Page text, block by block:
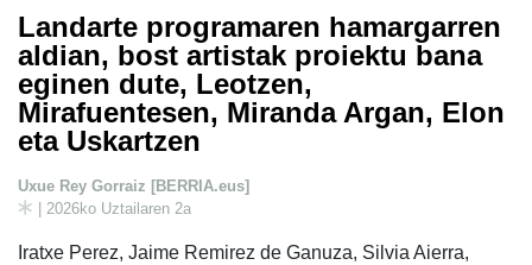
Landarte programaren hamargarren
aldian, bost artistak proiektu bana
eginen dute, Leotzen,
Mirafuentesen, Miranda Argan, Elon
eta Uskartzen
Uxue Rey Gorraiz [BERRIA.eus]
| 2026ko Uztailaren 2a
Iratxe Perez, Jaime Remirez de Ganuza, Silvia Aierra,